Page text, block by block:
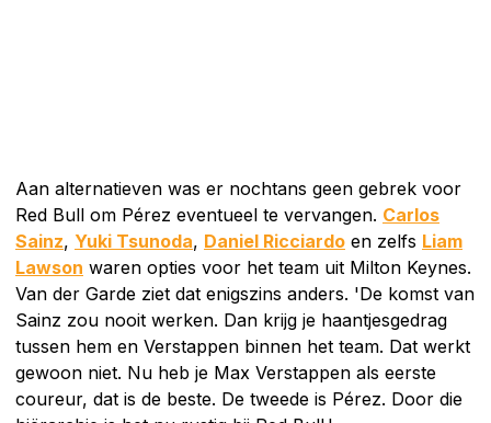
Aan alternatieven was er nochtans geen gebrek voor
Red Bull om Pérez eventueel te vervangen. Carlos
Sainz, Yuki Tsunoda, Daniel Ricciardo en zelfs Liam
Lawson waren opties voor het team uit Milton Keynes.
Van der Garde ziet dat enigszins anders. 'De komst van
Sainz zou nooit werken. Dan krijg je haantjesgedrag
tussen hem en Verstappen binnen het team. Dat werkt
gewoon niet. Nu heb je Max Verstappen als eerste
coureur, dat is de beste. De tweede is Pérez. Door die